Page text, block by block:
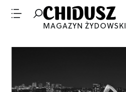
MAGAZYN ŻYDOWSKI